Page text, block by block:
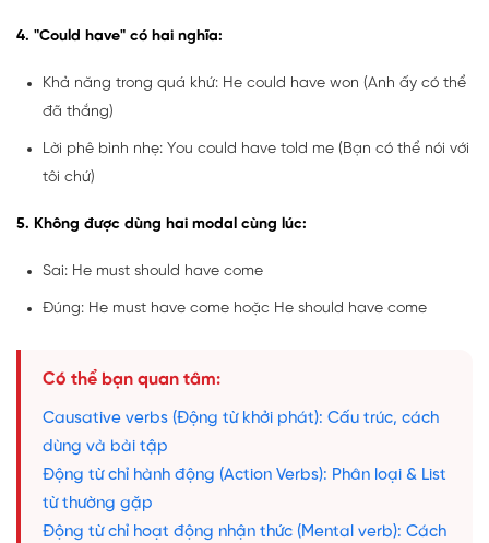
4. "Could have" có hai nghĩa:
Khả năng trong quá khứ: He could have won (Anh ấy có thể
đã thắng)
Lời phê bình nhẹ: You could have told me (Bạn có thể nói với
tôi chứ)
5. Không được dùng hai modal cùng lúc:
Sai: He must should have come
Đúng: He must have come hoặc He should have come
Có thể bạn quan tâm:
Causative verbs (Động từ khởi phát): Cấu trúc, cách
dùng và bài tập
Động từ chỉ hành động (Action Verbs): Phân loại & List
từ thường gặp
Động từ chỉ hoạt động nhận thức (Mental verb): Cách